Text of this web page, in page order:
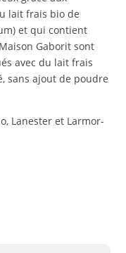
lait frais bio de
et qui contient
Gaborit sont
avec du lait frais
sans ajout de poudre
Lanester et Larmor-